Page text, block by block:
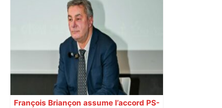
Vous pensiez que c’était comme une
voiture ? La vérité sur les avions qui
reculent – ici.fr
François Briançon assume l’accord PS-